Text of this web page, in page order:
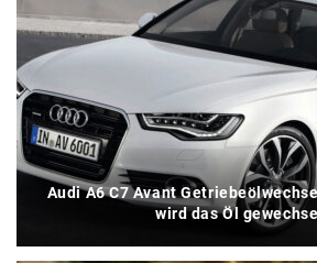
Audi A6 C7 Avant
wird das Öl